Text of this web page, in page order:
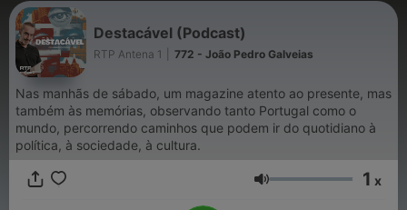
Destacável (Podcast)
RTP Antena 1 772 - João Pedro Galveias
Nas manhãs de sábado, um magazine atento ao presente, mas
também às memórias, observando tanto Portugal como o
mundo, percorrendo caminhos que podem ir do quotidiano à
política, à sociedade, à cultura.
Volume 1 x